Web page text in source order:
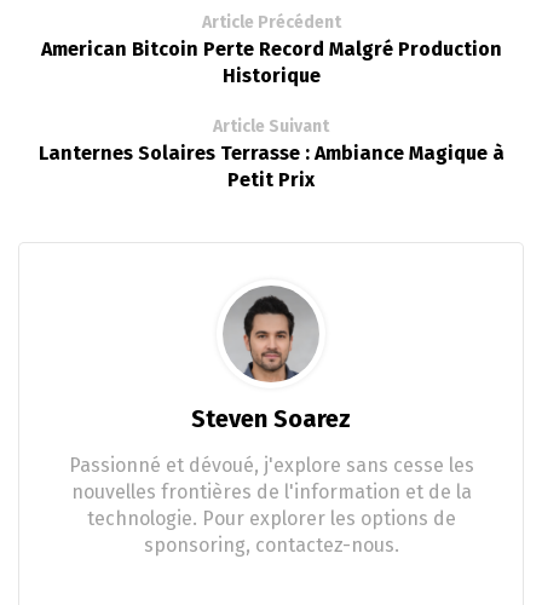
Article Précédent
American Bitcoin Perte Record Malgré Production
Historique
Article Suivant
Lanternes Solaires Terrasse : Ambiance Magique à
Petit Prix
Steven Soarez
Passionné et dévoué, j'explore sans cesse les
nouvelles frontières de l'information et de la
technologie. Pour explorer les options de
sponsoring, contactez-nous.